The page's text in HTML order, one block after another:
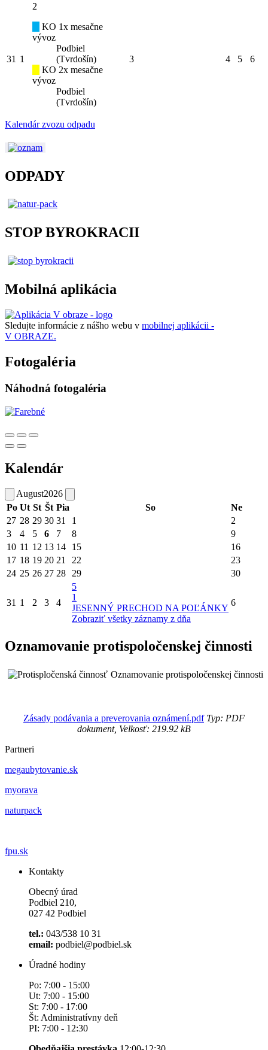
31 1
2
KO 1x mesačne
vývoz
Podbiel
(Tvrdošín)
KO 2x mesačne
vývoz
Podbiel
(Tvrdošín)
3 4 5 6
Kalendár zvozu odpadu
ODPADY
STOP BYROKRACII
Mobilná aplikácia
Sledujte informácie z nášho webu v mobilnej aplikácii -
V OBRAZE.
Fotogaléria
Náhodná fotogaléria
Kalendár
August2026
Po Ut St Št Pia So
Ne
27 28 29 30 31 1
2
3
4 5 6 7 8
9
10 11 12 13 14 15
16
17 18 19 20 21 22
23
24 25 26 27 28 29 30
31 1 2 3 4
5
1
JESENNÝ PRECHOD NA POĽÁNKY
Zobraziť všetky záznamy z dňa
6
Oznamovanie protispoločenskej činnosti
Oznamovanie protispoločenskej činnosti
Zásady podávania a preverovania oznámení.pdfTyp: PDF
dokument, Velkosť: 219.92 kB
Partneri
megaubytovanie.sk
myorava
naturpack
fpu.sk
Kontakty
Obecný úrad
Podbiel 210,
027 42 Podbiel
tel.: 043/538 10 31
email: podbiel@podbiel.sk
Úradné hodiny
Po: 7:00 - 15:00
Ut: 7:00 - 15:00
St: 7:00 - 17:00
Št: Administratívny deň
PI: 7:00 - 12:30